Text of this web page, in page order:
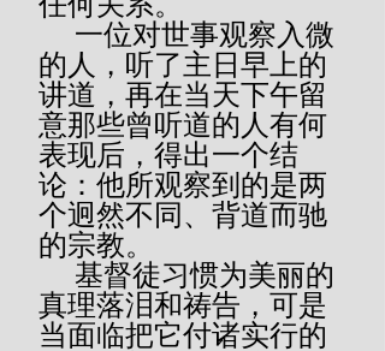
的人，听了主日早上的
讲道，再在当天下午留
意那些曾听道的人有何
表现后，得出一个结
论：他所观察到的是两
个迥然不同、背道而驰
的宗教。
真理落泪和祷告，可是
当面临把它付诸实行的